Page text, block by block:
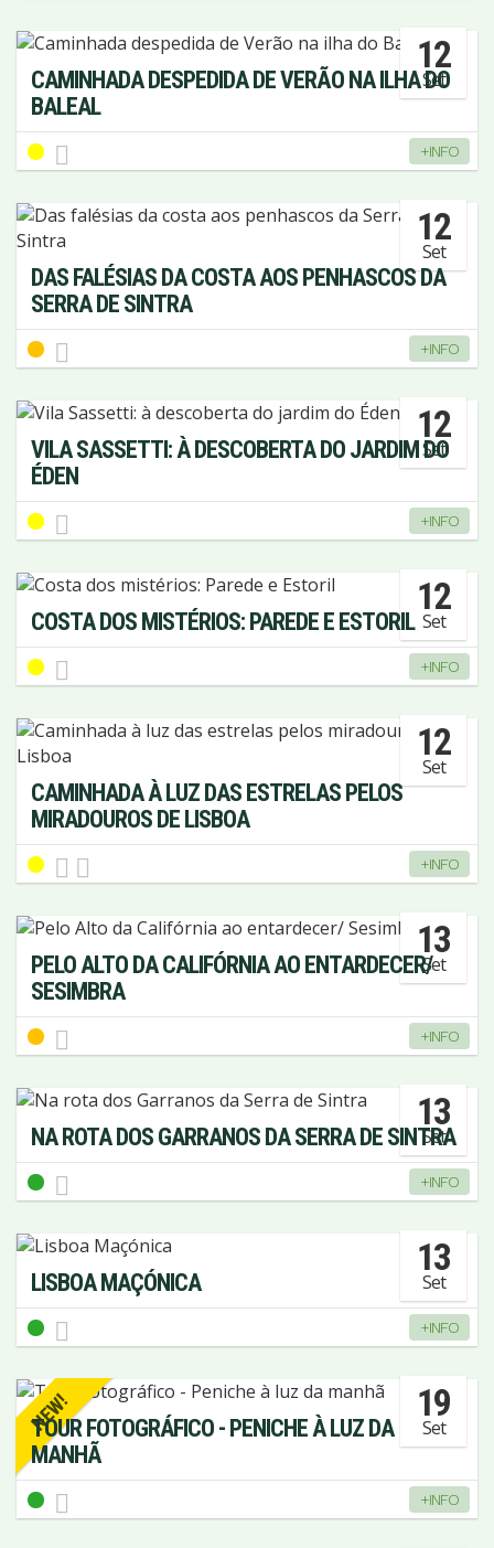
12
Set
CAMINHADA DESPEDIDA DE VERÃO NA ILHA DO
BALEAL
+INFO
12
Set
DAS FALÉSIAS DA COSTA AOS PENHASCOS DA
SERRA DE SINTRA
+INFO
12
Set
VILA SASSETTI: À DESCOBERTA DO JARDIM DO
ÉDEN
+INFO
12
Set
COSTA DOS MISTÉRIOS: PAREDE E ESTORIL
+INFO
12
Set
CAMINHADA À LUZ DAS ESTRELAS PELOS
MIRADOUROS DE LISBOA
+INFO
13
Set
PELO ALTO DA CALIFÓRNIA AO ENTARDECER/
SESIMBRA
+INFO
13
Set
NA ROTA DOS GARRANOS DA SERRA DE SINTRA
+INFO
13
Set
LISBOA MAÇÓNICA
+INFO
NEW! 19
Set
TOUR FOTOGRÁFICO - PENICHE À LUZ DA
MANHÃ
+INFO